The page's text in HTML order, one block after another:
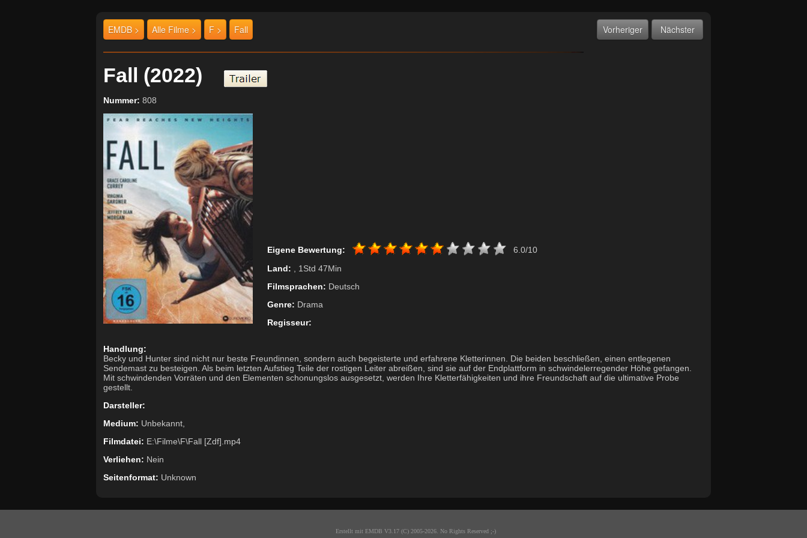
EMDB > Alle Filme > F > Fall Vorheriger Nächster
Fall (2022)
Nummer: 808
Eigene Bewertung:
6.0/10
Land: , 1Std 47Min
Filmsprachen: Deutsch
Genre: Drama
Regisseur:
Handlung:
Becky und Hunter sind nicht nur beste Freundinnen, sondern auch begeisterte und erfahrene Kletterinnen. Die beiden beschließen, einen entlegenen
Sendemast zu besteigen. Als beim letzten Aufstieg Teile der rostigen Leiter abreißen, sind sie auf der Endplattform in schwindelerregender Höhe gefangen.
Mit schwindenden Vorräten und den Elementen schonungslos ausgesetzt, werden Ihre Kletterfähigkeiten und ihre Freundschaft auf die ultimative Probe
gestellt.
Darsteller:
Medium: Unbekannt,
Filmdatei: E:\Filme\F\Fall [Zdf].mp4
Verliehen: Nein
Seitenformat: Unknown
Erstellt mit EMDB V3.17 (C) 2005-2026. No Rights Reserved ;-)